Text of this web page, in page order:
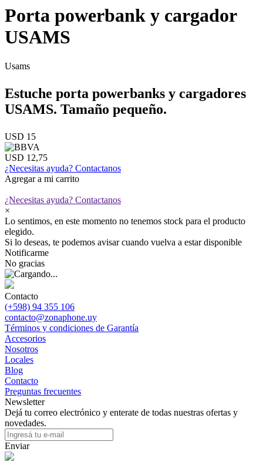
Porta powerbank y cargador
USAMS
Usams
Estuche porta powerbanks y cargadores
USAMS. Tamaño pequeño.
USD 15
USD 12,75
¿Necesitas ayuda? Contactanos
Agregar a mi carrito
¿Necesitas ayuda? Contactanos
×
Lo sentimos, en este momento no tenemos stock para el producto
elegido.
Si lo deseas, te podemos avisar cuando vuelva a estar disponible
Notificarme
No gracias
Contacto
(+598) 94 355 106
contacto@zonaphone.uy
Términos y condiciones de Garantía
Accesorios
Nosotros
Locales
Blog
Contacto
Preguntas frecuentes
Newsletter
Dejá tu correo electrónico y enterate de todas nuestras ofertas y
novedades.
Enviar